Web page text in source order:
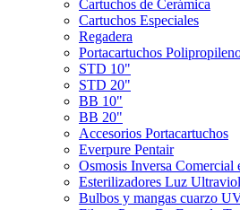
Cartuchos de Cerámica
Cartuchos Especiales
Regadera
Portacartuchos
STD 10"
STD 20"
BB 10"
BB 20"
Accesorios Portacartuchos
Everpure Pentair
Osmosis Inversa Comercial
Esterilizadores Luz
Bulbos y mangas cuarzo